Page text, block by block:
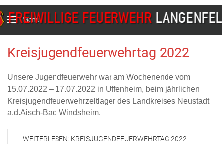
Menu
Kreisjugendfeuerwehrtag 2022
Unsere Jugendfeuerwehr war am Wochenende vom
15.07.2022 – 17.07.2022 in Uffenheim, beim jährlichen
Kreisjugendfeuerwehrzeltlager des Landkreises Neustadt
a.d.Aisch-Bad Windsheim.
WEITERLESEN: KREISJUGENDFEUERWEHRTAG 2022